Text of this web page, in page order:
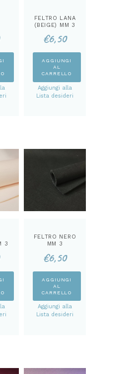
FELTRO LANA
(BEIGE) MM 3
€6,50
AGGIUNGI
AL
CARRELLO
Aggiungi alla
Lista desideri
3
FELTRO NERO
MM 3
€6,50
AGGIUNGI
AL
CARRELLO
Aggiungi alla
Lista desideri